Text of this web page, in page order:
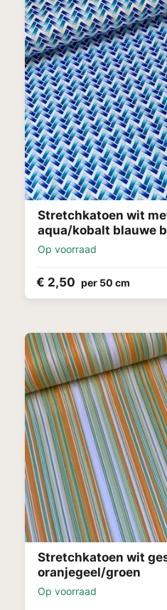
Stretchkatoen wit
aqua/kobalt blauwe
Op voorraad
€ 2,50 per 50 cm
Stretchkatoen wit
oranjegeel/groen
Op voorraad